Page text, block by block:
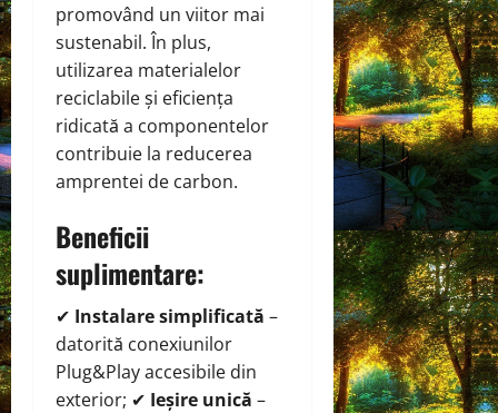
promovând un viitor mai
sustenabil. În plus,
utilizarea materialelor
reciclabile și eficiența
ridicată a componentelor
contribuie la reducerea
amprentei de carbon.
Beneficii
suplimentare:
✔ Instalare simplificată –
datorită conexiunilor
Plug&Play accesibile din
exterior; ✔ Ieșire unică –